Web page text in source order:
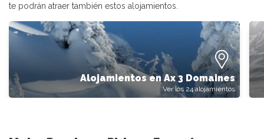
te podrán atraer también estos alojamientos.
Alojamientos en Ax 3 Domaines
Ver los 24 alojamientos